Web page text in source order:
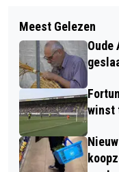
FORTUNA
N.E.C.
MET
Meest Gelezen
Oude
winst